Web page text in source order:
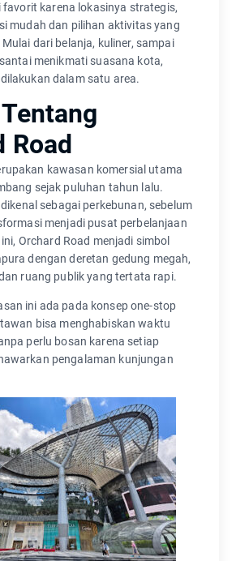
favorit karena lokasinya strategis,
mudah dan pilihan aktivitas yang
dari belanja, kuliner, sampai
menikmati suasana kota,
dalam satu area.
Road
kawasan komersial utama
sejak puluhan tahun lalu.
sebagai perkebunan, sebelum
menjadi pusat perbelanjaan
Orchard Road menjadi simbol
dengan deretan gedung megah,
ruang publik yang tertata rapi.
ini ada pada konsep one-stop
bisa menghabiskan waktu
perlu bosan karena setiap
pengalaman kunjungan